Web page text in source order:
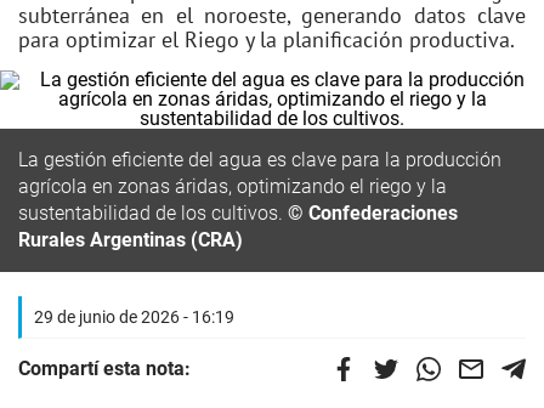
subterránea en el noroeste, generando datos clave
para optimizar el Riego y la planificación productiva.
La gestión eficiente del agua es clave para la producción
agrícola en zonas áridas, optimizando el riego y la
sustentabilidad de los cultivos. © Confederaciones
Rurales Argentinas (CRA)
29 de junio de 2026 - 16:19
Compartí esta nota: